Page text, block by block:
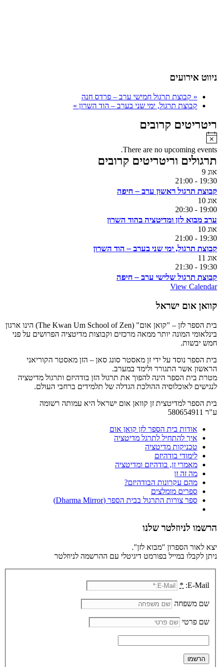
ניווט אירועים
« קבוצת תרגול חמישי ערב – פרדס חנה
קבוצת תרגול, ימי שני בערב – הוד השרון »
ריטריטים קרובים
Notice
There are no upcoming events.
תרגולים וריטריטים קרובים
אוג 9
19:30
-
21:00
קבוצת תרגול ראשון ערב – חיפה
אוג 10
19:00
-
20:30
ערב מבוא לזן ומדיטציה בהוד השרון
אוג 10
19:30
-
21:00
קבוצת תרגול, ימי שני בערב – הוד השרון
אוג 11
19:30
-
21:30
קבוצת תרגול שלישי ערב – חיפה
View Calendar
קוואן אום ישראל
בית הספר לזן – "קואן אום" (The Kwan Um School of Zen) הינו ארגון
בינלאומי המונה יותר ממאה מרכזים וקבוצות מדיטציה הפרושים על פני
חמש יבשות.
בית הספר נוסד על ידי זן מאסטר סונג סאן – הזן מאסטר הקוריאני
הראשון אשר התגורר ולימד במערב.
מטרת בית הספר הינה להפוך את תרגול הזן בודהיזם ותרגול מדיטציה
לנגישים לאוכלוסיה ההולכת הגדלה של תלמידים ברחבי העולם.
בית הספר למדיטצית זן קוואן אום ישראל היא עמותה רשומה
ע"ר 580654911
אודות בית הספר לזן קואן אום
איך להתחיל לתרגל מדיטציה
טכניקות מדיטציה
לימודי בודהיזם
מאמרי זן, בודהיזם ומדיטציה
מה זה זן
מהם עקרונות הבודהיזם?
ספרים מומלצים
ספר צורות התרגול בבית הספר (Dharma Mirror)
הרשמו לניוזלטר שלנו
יצא לאור הספרון "מבוא לזן".
ניתן לקבלו במייל בפורמט דיגיטלי עם ההרשמה לניוזלטר
E-Mail:
*
שם משפחה
שם פרטי